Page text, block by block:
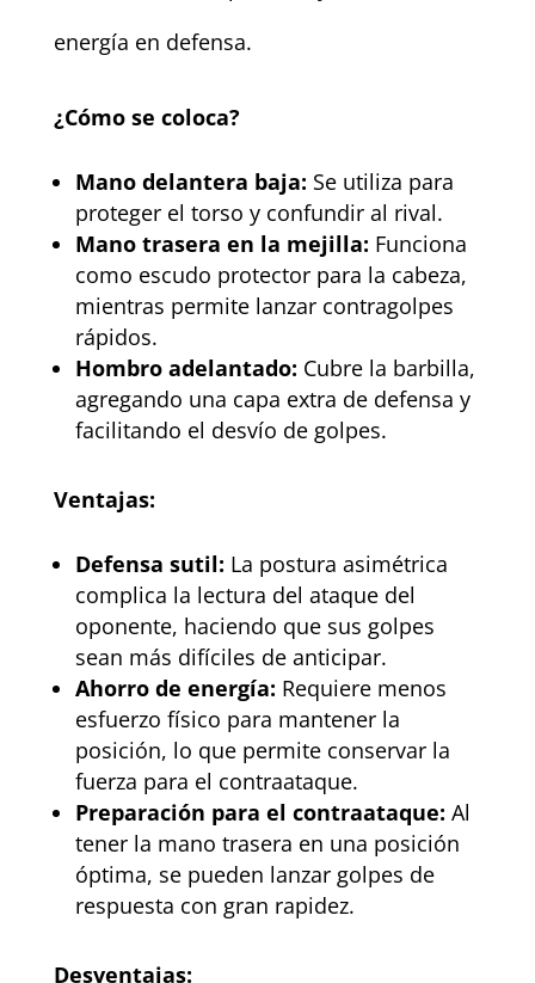
energía en defensa.
¿Cómo se coloca?
Mano delantera baja: Se utiliza para
proteger el torso y confundir al rival.
Mano trasera en la mejilla: Funciona
como escudo protector para la cabeza,
mientras permite lanzar contragolpes
rápidos.
Hombro adelantado: Cubre la barbilla,
agregando una capa extra de defensa y
facilitando el desvío de golpes.
Ventajas:
Defensa sutil: La postura asimétrica
complica la lectura del ataque del
oponente, haciendo que sus golpes
sean más difíciles de anticipar.
Ahorro de energía: Requiere menos
esfuerzo físico para mantener la
posición, lo que permite conservar la
fuerza para el contraataque.
Preparación para el contraataque: Al
tener la mano trasera en una posición
óptima, se pueden lanzar golpes de
respuesta con gran rapidez.
Desventajas: